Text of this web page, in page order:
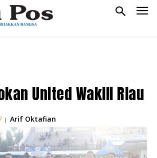
United Wakili Riau
| Arif Oktafian